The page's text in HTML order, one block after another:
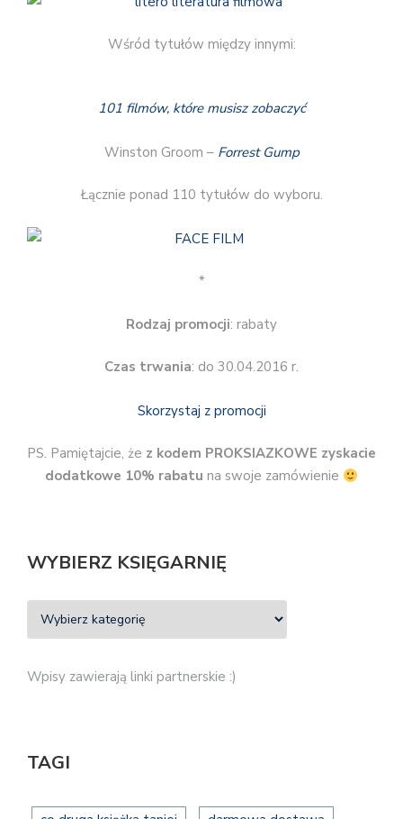
Wśród tytułów między innymi:
101 filmów, które musisz zobaczyć
Winston Groom – Forrest Gump
Łącznie ponad 110 tytułów do wyboru.
*
Rodzaj promocji: rabaty
Czas trwania: do 30.04.2016 r.
Skorzystaj z promocji
PS. Pamiętajcie, że z kodem PROKSIAZKOWE zyskacie
dodatkowe 10% rabatu na swoje zamówienie
WYBIERZ KSIĘGARNIĘ
Wpisy zawierają linki partnerskie :)
TAGI